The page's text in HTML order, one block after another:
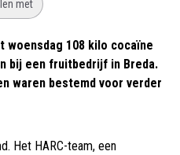
met
woensdag 108 kilo cocaïne
bij een fruitbedrijf in Breda.
waren bestemd voor verder
Het HARC-team, een